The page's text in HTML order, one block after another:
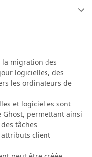
la migration des
logicielles, des
les ordinateurs de
et logicielles sont
Ghost, permettant ainsi
tâches
attributs client